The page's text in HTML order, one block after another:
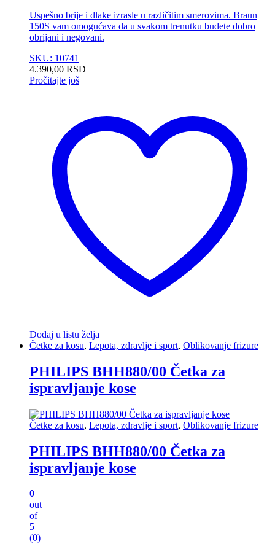
Uspešno brije i dlake izrasle u različitim smerovima. Braun
150S vam omogućava da u svakom trenutku budete dobro
obrijani i negovani.
SKU: 10741
4.390,00 RSD
Pročitajte još
Dodaj u listu želja
Četke za kosu, Lepota, zdravlje i sport, Oblikovanje frizure
PHILIPS BHH880/00 Četka za
ispravljanje kose
Četke za kosu, Lepota, zdravlje i sport, Oblikovanje frizure
PHILIPS BHH880/00 Četka za
ispravljanje kose
0
out
of
5
(0)